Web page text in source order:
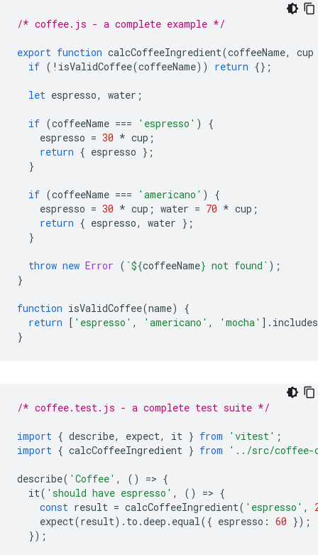
/* coffee.js - a complete example */
export function calcCoffeeIngredient(coffeeName,
cup
if ( ! isValidCoffee(coffeeName)) return {};
let espresso, water ;
if (coffeeName === 'espresso' )
{
espresso = 30 * cup ;
return { espresso };
}
if (coffeeName === 'americano' )
{
espresso = 30 * cup ; water = 70 * cup ;
return { espresso, water };
}
throw new Error ( `${coffeeName} not found` );
}
function isValidCoffee(name)
{
return [ 'espresso' , 'americano' , 'mocha' ]. includes
}
/* coffee.test.js - a complete test suite */
import { describe, expect, it } from 'vitest' ;
import { calcCoffeeIngredient } from '../src/coffee-
describe( 'Coffee' , () => {
it( 'should have espresso' , () => {
const result = calcCoffeeIngredient( 'espresso' ,
expect(result). to .deep . equal({ espresso : 60 });
});